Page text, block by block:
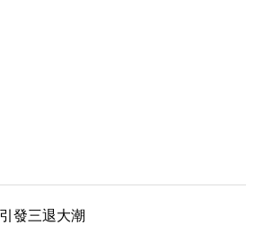
引發三退大潮